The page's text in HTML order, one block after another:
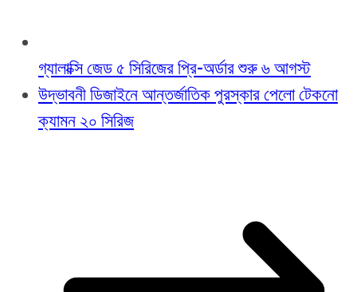
গ্যালাক্সি জেড ৫ সিরিজের প্রি-অর্ডার শুরু ৬ আগস্ট
উদ্ভাবনী ডিজাইনে আন্তর্জাতিক পুরস্কার পেলো টেকনো
ক্যামন ২০ সিরিজ